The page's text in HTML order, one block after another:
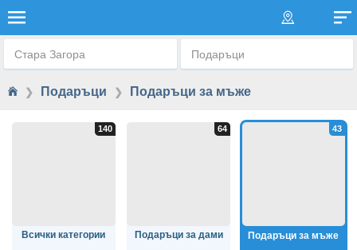
Стара Загора Подаръци
❯ Подаръци ❯ Подаръци за мъже
Всички категории Подаръци за дами Подаръци за мъже